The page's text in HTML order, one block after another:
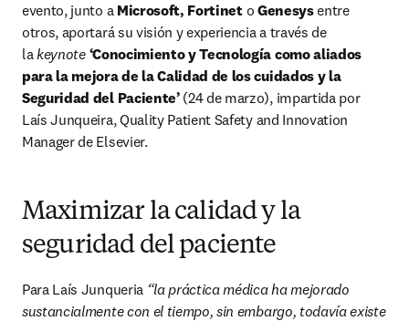
evento, junto a Microsoft, Fortinet o Genesys entre
otros, aportará su visión y experiencia a través de
la keynote ‘Conocimiento y Tecnología como aliados
para la mejora de la Calidad de los cuidados y la
Seguridad del Paciente’ (24 de marzo), impartida por
Laís Junqueira, Quality Patient Safety and Innovation
Manager de Elsevier.
Maximizar la calidad y la
seguridad del paciente
Para Laís Junqueria “la práctica médica ha mejorado
sustancialmente con el tiempo, sin embargo, todavía existe